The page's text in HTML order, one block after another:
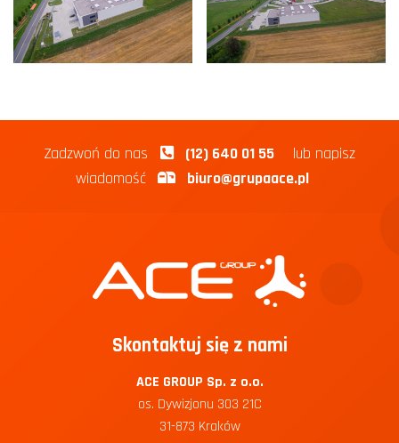
Zadzwoń do nas (12) 640 01 55
lub napisz
wiadomość
biuro@grupaace.pl
Skontaktuj się z nami
ACE GROUP Sp. z o.o.
os. Dywizjonu 303 21C
31-873 Kraków